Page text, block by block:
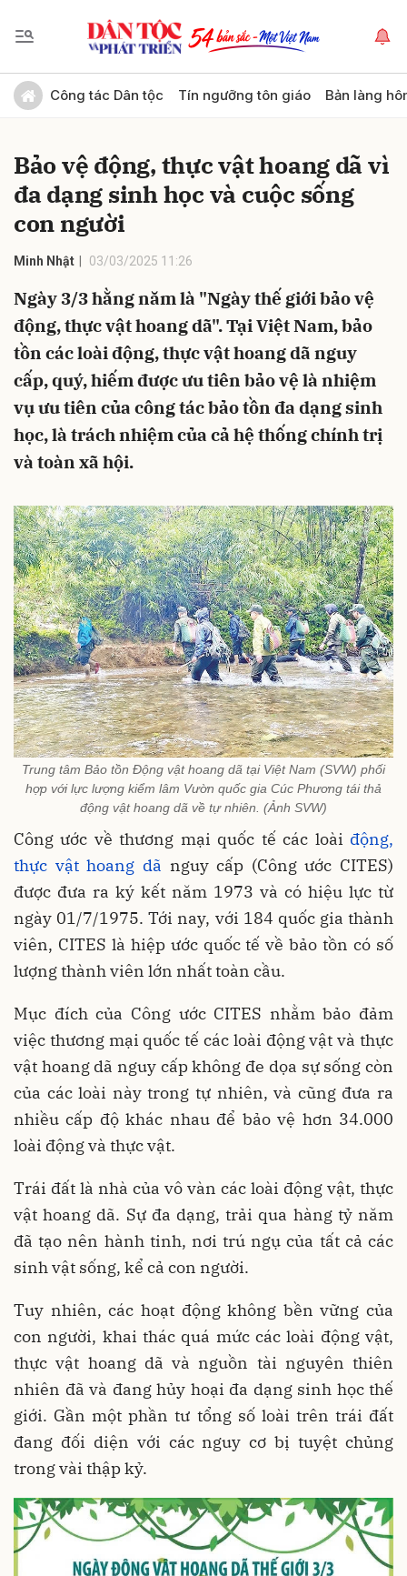
Công tác Dân tộc Tín ngưỡng tôn giáo Bản làng
Bảo vệ động, thực vật hoang dã vì
đa dạng sinh học và cuộc sống
con người
Minh Nhật 03/03/2025 11:26
Ngày 3/3 hằng năm là "Ngày thế giới bảo vệ
động, thực vật hoang dã". Tại Việt Nam, bảo
tồn các loài động, thực vật hoang dã nguy
cấp, quý, hiếm được ưu tiên bảo vệ là nhiệm
vụ ưu tiên của công tác bảo tồn đa dạng sinh
học, là trách nhiệm của cả hệ thống chính trị
và toàn xã hội.
Trung tâm Bảo tồn Động vật hoang dã tại Việt Nam (SVW) phối
hợp với lực lượng kiểm lâm Vườn quốc gia Cúc Phương tái thả
động vật hoang dã về tự nhiên. (Ảnh SVW)
Công ước về thương mại quốc tế các loài động,
thực vật hoang dã nguy cấp (Công ước CITES)
được đưa ra ký kết năm 1973 và có hiệu lực từ
ngày 01/7/1975. Tới nay, với 184 quốc gia thành
viên, CITES là hiệp ước quốc tế về bảo tồn có số
lượng thành viên lớn nhất toàn cầu.
Mục đích của Công ước CITES nhằm bảo đảm
việc thương mại quốc tế các loài động vật và thực
vật hoang dã nguy cấp không đe dọa sự sống còn
của các loài này trong tự nhiên, và cũng đưa ra
nhiều cấp độ khác nhau để bảo vệ hơn 34.000
loài động và thực vật.
Trái đất là nhà của vô vàn các loài động vật, thực
vật hoang dã. Sự đa dạng, trải qua hàng tỷ năm
đã tạo nên hành tinh, nơi trú ngụ của tất cả các
sinh vật sống, kể cả con người.
Tuy nhiên, các hoạt động không bền vững của
con người, khai thác quá mức các loài động vật,
thực vật hoang dã và nguồn tài nguyên thiên
nhiên đã và đang hủy hoại đa dạng sinh học thế
giới. Gần một phần tư tổng số loài trên trái đất
đang đối diện với các nguy cơ bị tuyệt chủng
trong vài thập kỷ.
Gửi bình luận